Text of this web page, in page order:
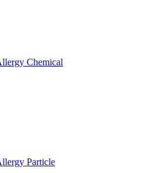
Chemical
Particle